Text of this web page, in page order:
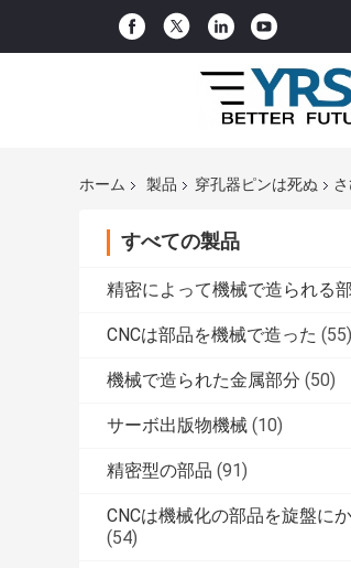
ホーム 製品 穿孔器ピンは死ぬ
すべての製品
精密によって機械で造られる
CNCは部品を機械で造った (55)
機械で造られた金属部分 (50)
サーボ出版物機械 (10)
精密型の部品 (91)
CNCは機械化の部品を旋盤に
(54)